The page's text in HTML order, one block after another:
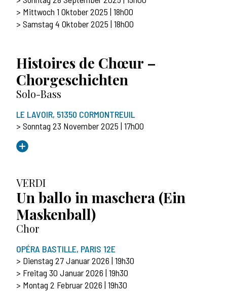
> Mittwoch 1 Oktober 2025 | 18h00
> Samstag 4 Oktober 2025 | 18h00
Histoires de Chœur –
Chorgeschichten
Solo-Bass
LE LAVOIR, 51350 CORMONTREUIL
> Sonntag 23 November 2025 | 17h00
VERDI
Un ballo in maschera (Ein
Maskenball)
Chor
OPÉRA BASTILLE, PARIS 12E
> Dienstag 27 Januar 2026 | 19h30
> Freitag 30 Januar 2026 | 19h30
> Montag 2 Februar 2026 | 19h30